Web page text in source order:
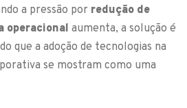
a pressão por redução de
operacional aumenta, a solução é
que a adoção de tecnologias na
se mostram como uma